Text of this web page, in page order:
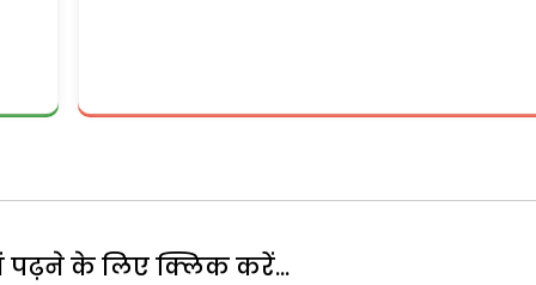
पढ़ने के लिए क्लिक करें...